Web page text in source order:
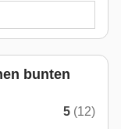
bunten
5 (12)